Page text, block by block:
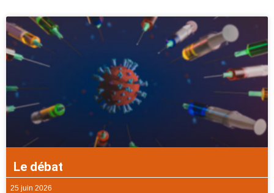
Le débat
25 juin 2026